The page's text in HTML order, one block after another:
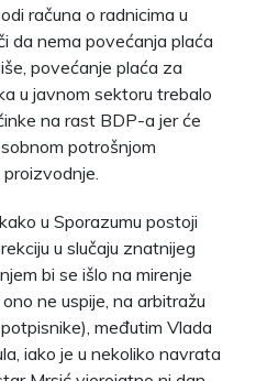
računa o radnicima u
da nema povećanja plaća
povećanje plaća za
u javnom sektoru trebalo
na rast BDP-a jer će
potrošnjom
u Sporazumu postoji
u slučaju znatnijeg
bi se išlo na mirenje
ne uspije, na arbitražu
međutim Vlada
iako je u nekoliko navrata